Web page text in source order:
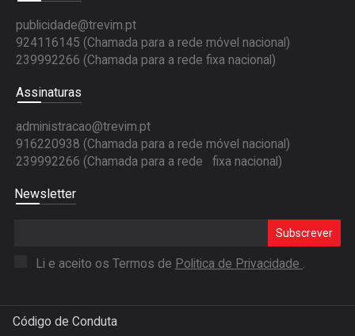
publicidade@trevim.pt
924116145 (Chamada para a rede móvel nacional)
239992266 (Chamada para a rede fixa nacional)
Assinaturas
administracao@trevim.pt
916220938 (Chamada para a rede móvel nacional)
239992266 (Chamada para a rede fixa nacional)
Newsletter
Subscrever
Li e aceito os Termos de Politica de Privacidade .
Código de Conduta